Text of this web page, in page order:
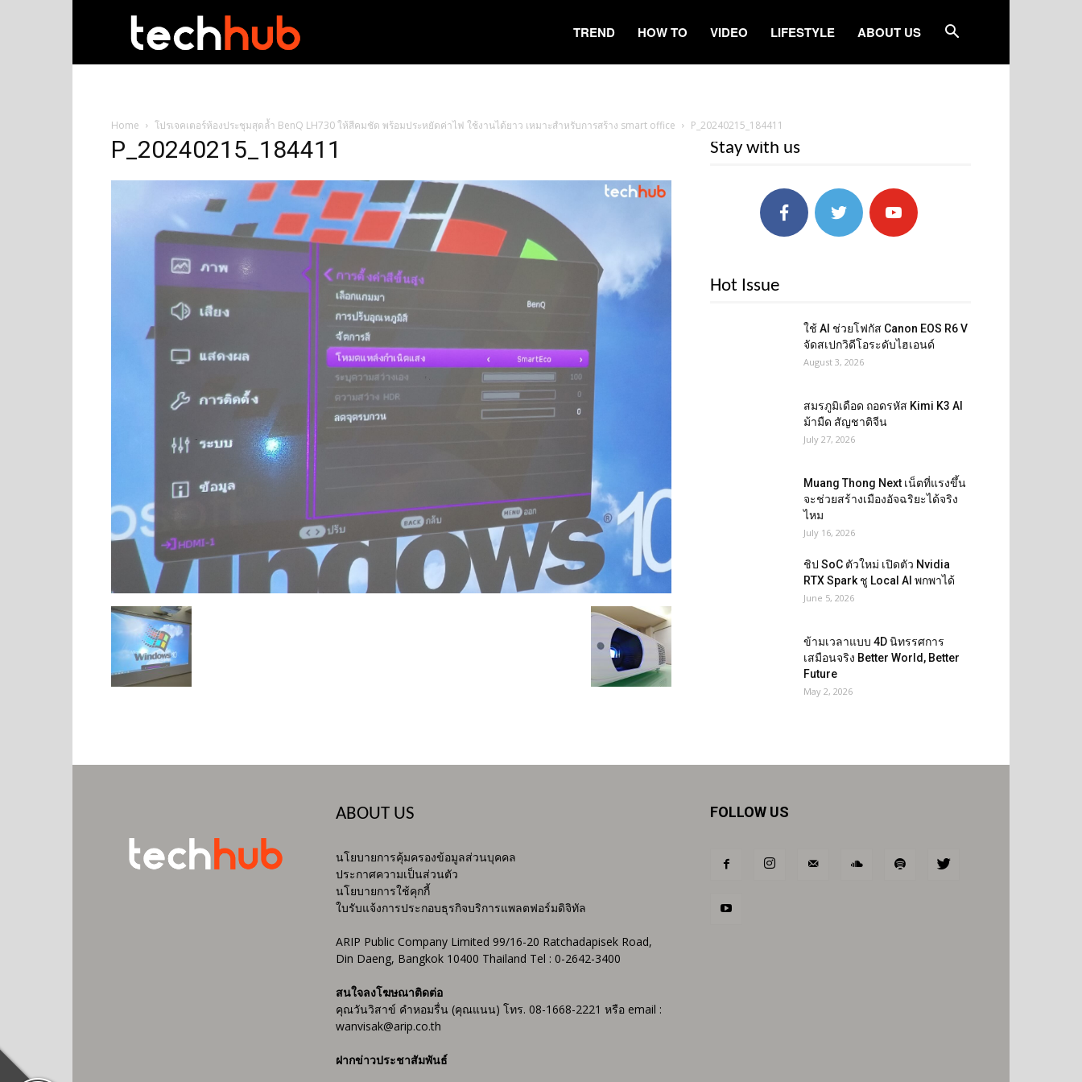
TREND HOW TO VIDEO LIFESTYLE ABOUT US
Home โปรเจคเตอร์ห้องประชุมสุดล้ำ BenQ LH730 ให้สีคมชัด พร้อมประหยัดค่าไฟ ใช้งานได้ยาว เหมาะสำหรับการสร้าง smart office P_20240215_184411
P_20240215_184411 Stay with us
Hot Issue
ใช้ AI ช่วยโฟกัส Canon EOS R6 V
จัดสเปกวิดีโอระดับไฮเอนด์
August 3, 2026
สมรภูมิเดือด ถอดรหัส Kimi K3 AI
ม้ามืด สัญชาติจีน
July 27, 2026
Muang Thong Next เน็ตที่แรงขึ้น
จะช่วยสร้างเมืองอัจฉริยะได้จริง
ไหม
July 16, 2026
ชิป SoC ตัวใหม่ เปิดตัว Nvidia
RTX Spark ชู Local AI พกพาได้
June 5, 2026
ข้ามเวลาแบบ 4D นิทรรศการ
เสมือนจริง Better World, Better
Future
May 2, 2026
ABOUT US
นโยบายการคุ้มครองข้อมูลส่วนบุคคล
ประกาศความเป็นส่วนตัว
นโยบายการใช้คุกกี้
ใบรับแจ้งการประกอบธุรกิจบริการแพลตฟอร์มดิจิทัล
ARIP Public Company Limited 99/16-20 Ratchadapisek Road,
Din Daeng, Bangkok 10400 Thailand Tel : 0-2642-3400
สนใจลงโฆษณาติดต่อ
คุณวันวิสาข์ คำหอมรื่น (คุณแนน) โทร. 08-1668-2221 หรือ email :
wanvisak@arip.co.th
ฝากข่าวประชาสัมพันธ์
FOLLOW US